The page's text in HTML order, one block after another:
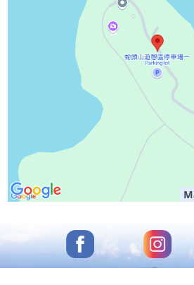
沒，因事出意外無從急
60餘人中，死難者達
候補生更失去大半。[1]
至明治42年(1909)利用
（按：「珊」是セソチ
尺，通常用在火砲口徑
聳入雲的紀念碑以紀念
911)竣工，其址位於今